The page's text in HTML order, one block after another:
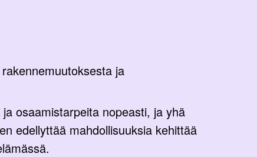
ja
osaamistarpeita nopeasti, ja yhä
edellyttää mahdollisuuksia kehittää